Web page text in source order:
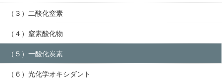
（３）二酸化窒素
（４）窒素酸化物
（５）一酸化炭素
（６）光化学オキシダント